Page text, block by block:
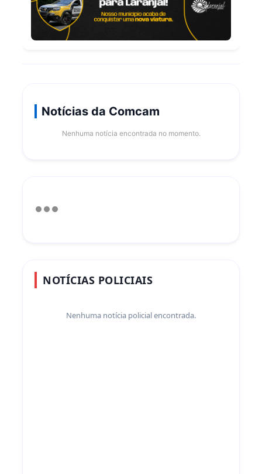
Notícias da Comcam
Nenhuma notícia encontrada no momento.
NOTÍCIAS POLICIAIS
Nenhuma notícia policial encontrada.